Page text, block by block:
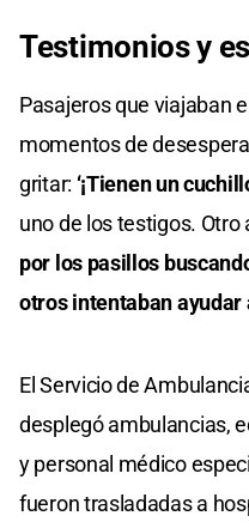
Testimonios y
Pasajeros que viajaban
momentos de
gritar: ‘¡Tienen un
uno de los testigos. Otro
por los pasillos
otros intentaban ayudar
El Servicio de
desplegó ambulancias,
y personal médico
fueron trasladadas a